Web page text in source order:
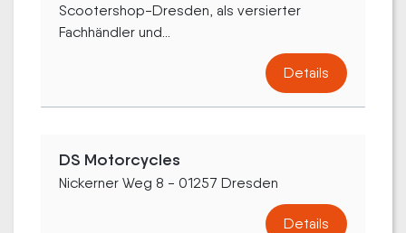
Scootershop-Dresden, als versierter
Fachhändler und...
Details
DS Motorcycles
Nickerner Weg 8 - 01257 Dresden
Details